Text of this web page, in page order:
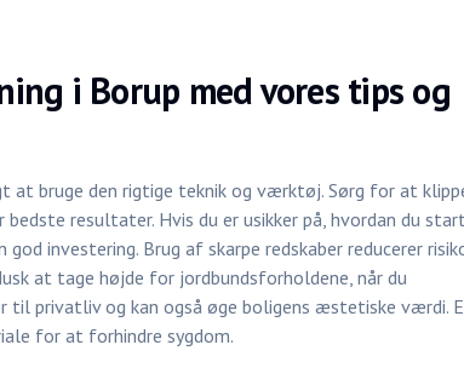
i Borup med vores tips og
at bruge den rigtige teknik og værktøj. Sørg for at
resultater. Hvis du er usikker på, hvordan du
investering. Brug af skarpe redskaber reducerer
at tage højde for jordbundsforholdene, når du
til privatliv og kan også øge boligens æstetiske værdi.
for at forhindre sygdom.